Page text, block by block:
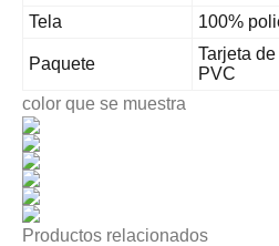
Tela
100%
Paquete
Tarjeta
PVC
color que se muestra
Productos relacionados